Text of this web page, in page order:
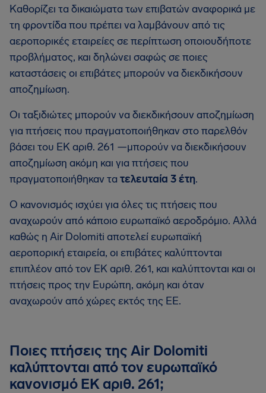
Καθορίζει τα δικαιώματα των επιβατών αναφορικά με
τη φροντίδα που πρέπει να λαμβάνουν από τις
αεροπορικές εταιρείες σε περίπτωση οποιουδήποτε
προβλήματος, και δηλώνει σαφώς σε ποιες
καταστάσεις οι επιβάτες μπορούν να διεκδικήσουν
αποζημίωση.
Οι ταξιδιώτες μπορούν να διεκδικήσουν αποζημίωση
για πτήσεις που πραγματοποιήθηκαν στο παρελθόν
βάσει του EΚ αριθ. 261 —μπορούν να διεκδικήσουν
αποζημίωση ακόμη και για πτήσεις που
πραγματοποιήθηκαν τα τελευταία 3 έτη.
Ο κανονισμός ισχύει για όλες τις πτήσεις που
αναχωρούν από κάποιο ευρωπαϊκό αεροδρόμιο. Αλλά
καθώς η Air Dolomiti αποτελεί ευρωπαϊκή
αεροπορική εταιρεία, οι επιβάτες καλύπτονται
επιπλέον από τον ΕΚ αριθ. 261, και καλύπτονται και οι
πτήσεις προς την Ευρώπη, ακόμη και όταν
αναχωρούν από χώρες εκτός της ΕΕ.
Ποιες πτήσεις της Air Dolomiti
καλύπτονται από τον ευρωπαϊκό
κανονισμό ΕΚ αριθ. 261;